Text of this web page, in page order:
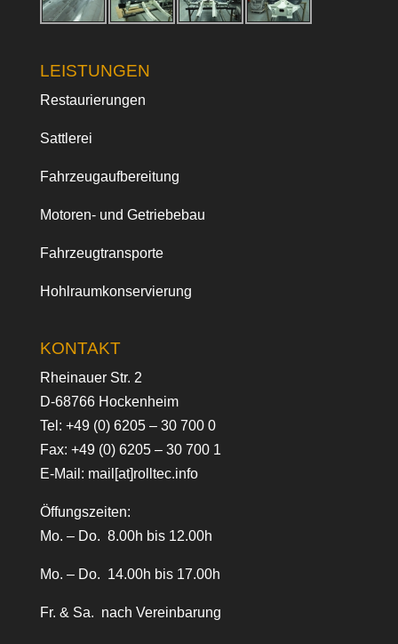
LEISTUNGEN
Restaurierungen
Sattlerei
Fahrzeugaufbereitung
Motoren- und Getriebebau
Fahrzeugtransporte
Hohlraumkonservierung
KONTAKT
Rheinauer Str. 2
D-68766 Hockenheim
Tel: +49 (0) 6205 – 30 700 0
Fax: +49 (0) 6205 – 30 700 1
E-Mail: mail[at]rolltec.info
Öffungszeiten:
Mo. – Do. 8.00h bis 12.00h
Mo. – Do. 14.00h bis 17.00h
Fr. & Sa. nach Vereinbarung